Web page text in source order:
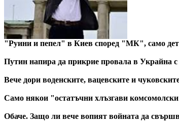
"Руини и пепел" в Киев според "МК", само
Путин напира да прикрие провала в Украйна
Вече дори воденските, вацевските и
Само някои "остатъчни хлъзгави
Обаче. Защо ли вече вопият войната да